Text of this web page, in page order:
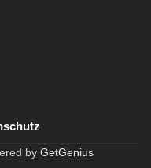
byGetGenius